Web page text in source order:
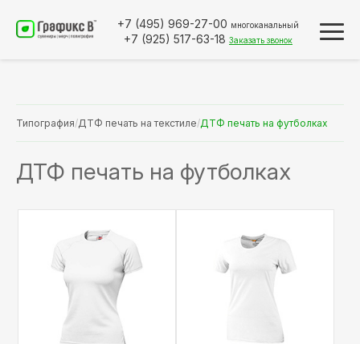
+7 (495) 969-27-00 многоканальный
+7 (925) 517-63-18 Заказать звонок
Типография/ДТФ печать на текстиле/ДТФ печать на футболках
ДТФ печать на футболках